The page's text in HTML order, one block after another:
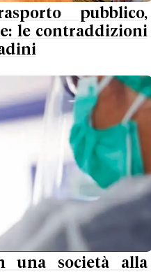
pubblico,
le contraddizioni
una società alla